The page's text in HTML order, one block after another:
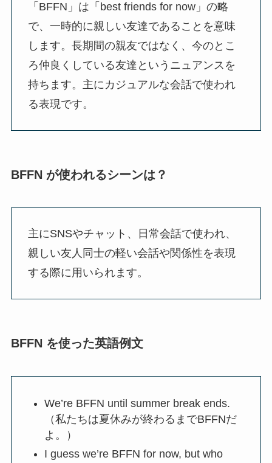
「BFFN」は「best friends for now」の略
で、一時的に親しい友達であることを意味
します。長期間の親友ではなく、今のとこ
ろ仲良くしている友達というニュアンスを
持ちます。主にカジュアルな会話で使われ
る表現です。
BFFN が使われるシーンは？
主にSNSやチャット、日常会話で使われ、
親しい友人同士の軽い会話や関係性を表現
する際に用いられます。
BFFN を使った英語例文
We’re BFFN until summer break ends.
（私たちは夏休みが終わるまでBFFNだ
よ。）
I guess we’re BFFN for now, but who